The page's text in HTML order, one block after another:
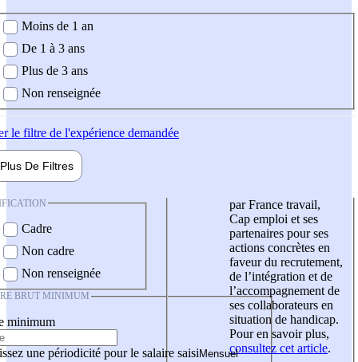
demandée
Moins de 1 an
De 1 à 3 ans
Plus de 3 ans
Non renseignée
le filtre de l'expérience demandée
Plus De Filtres
Cadre
Non cadre
Non renseignée
BRUT MINIMUM
minimum
une périodicité pour le salaire saisi
par France travail,
Cap emploi et ses
partenaires pour ses
actions concrètes en
faveur du recrutement,
de l’intégration et de
l’accompagnement de
ses collaborateurs en
situation de handicap.
Pour en savoir plus,
consultez cet article.